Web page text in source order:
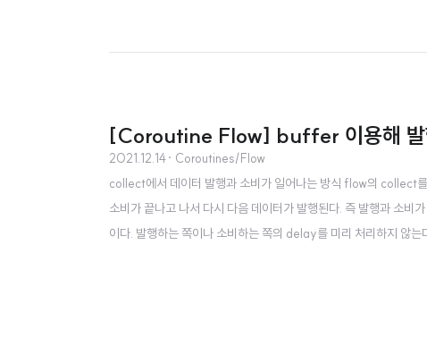
[Coroutine Flow] buffer 이용해 발
2021.12.14· Coroutines/Flow
collect에서 데이터 발행과 소비가 일어나는 방식 flow의 collect
소비가 끝나고 나서 다시 다음 데이터가 발행된다. 즉 발행과 소비
이다. 발행하는 쪽이나 소비하는 쪽의 delay를 미리 처리하지 않